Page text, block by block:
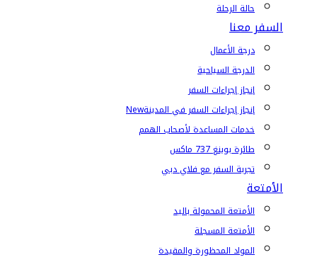
حالة الرحلة
السفر معنا
درجة الأعمال
الدرجة السياحية
إنجاز إجراءات السفر
إنجاز إجراءات السفر في المدينةNew
خدمات المساعدة لأصحاب الهمم
طائرة بوينغ 737 ماكس
تجربة السفر مع فلاي دبي
الأمتعة
الأمتعة المحمولة باليد
الأمتعة المسجلة
المواد المحظورة والمقيدة